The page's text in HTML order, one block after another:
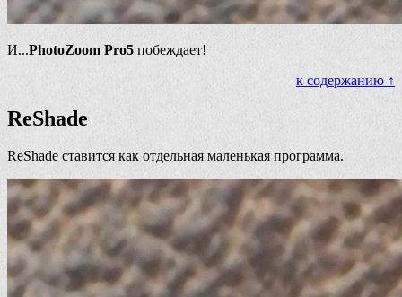
И...PhotoZoom Pro5 побеждает!
к содержанию ↑
ReShade
ReShade ставится как отдельная маленькая программа.